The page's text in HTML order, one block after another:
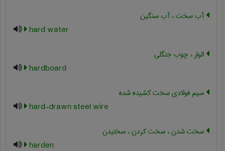
آب سخت ، آب سنگین
hard water
الوار ، چوب جنگلی
hardboard
سیم فولادی سخت کشیده شده
hard-drawn steel wire
سخت شدن ، سخت کردن ، سختیدن
harden